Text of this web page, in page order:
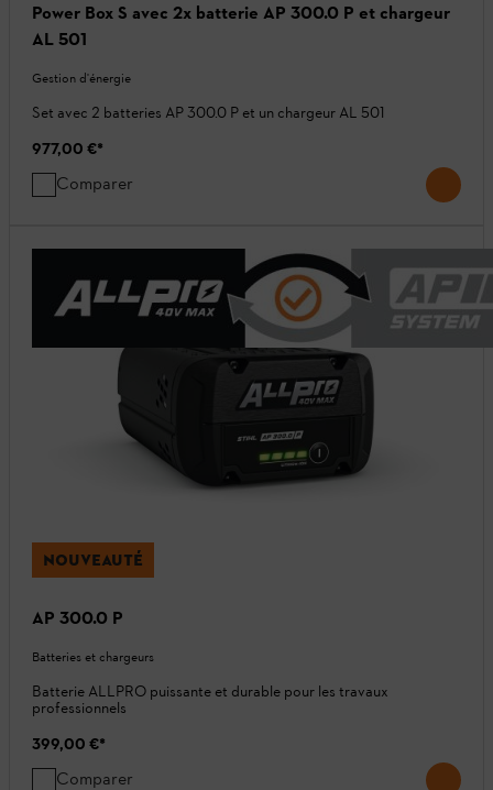
Power Box S avec 2x batterie AP 300.0 P et chargeur
AL 501
Gestion d'énergie
Set avec 2 batteries AP 300.0 P et un chargeur AL 501
977,00 €*
Comparer
NOUVEAUTÉ
AP 300.0 P
Batteries et chargeurs
Batterie ALLPRO puissante et durable pour les travaux
professionnels
399,00 €*
Comparer